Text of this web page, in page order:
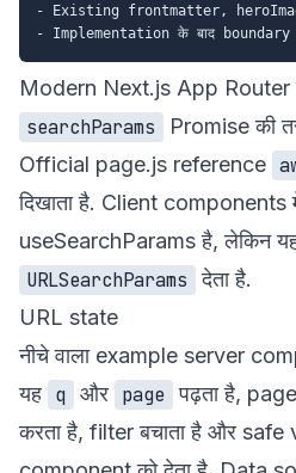
- Existing frontmatter,
Modern Next.js App Router
searchParams
Promise की
Official page.js reference
दिखाता है. Client
useSearchParamsहै, लेकिन
URLSearchParams देता है.
URL state
नीचे वाला example server
यह q और page पढ़ता है,
करता है, filter बचाता है और safe